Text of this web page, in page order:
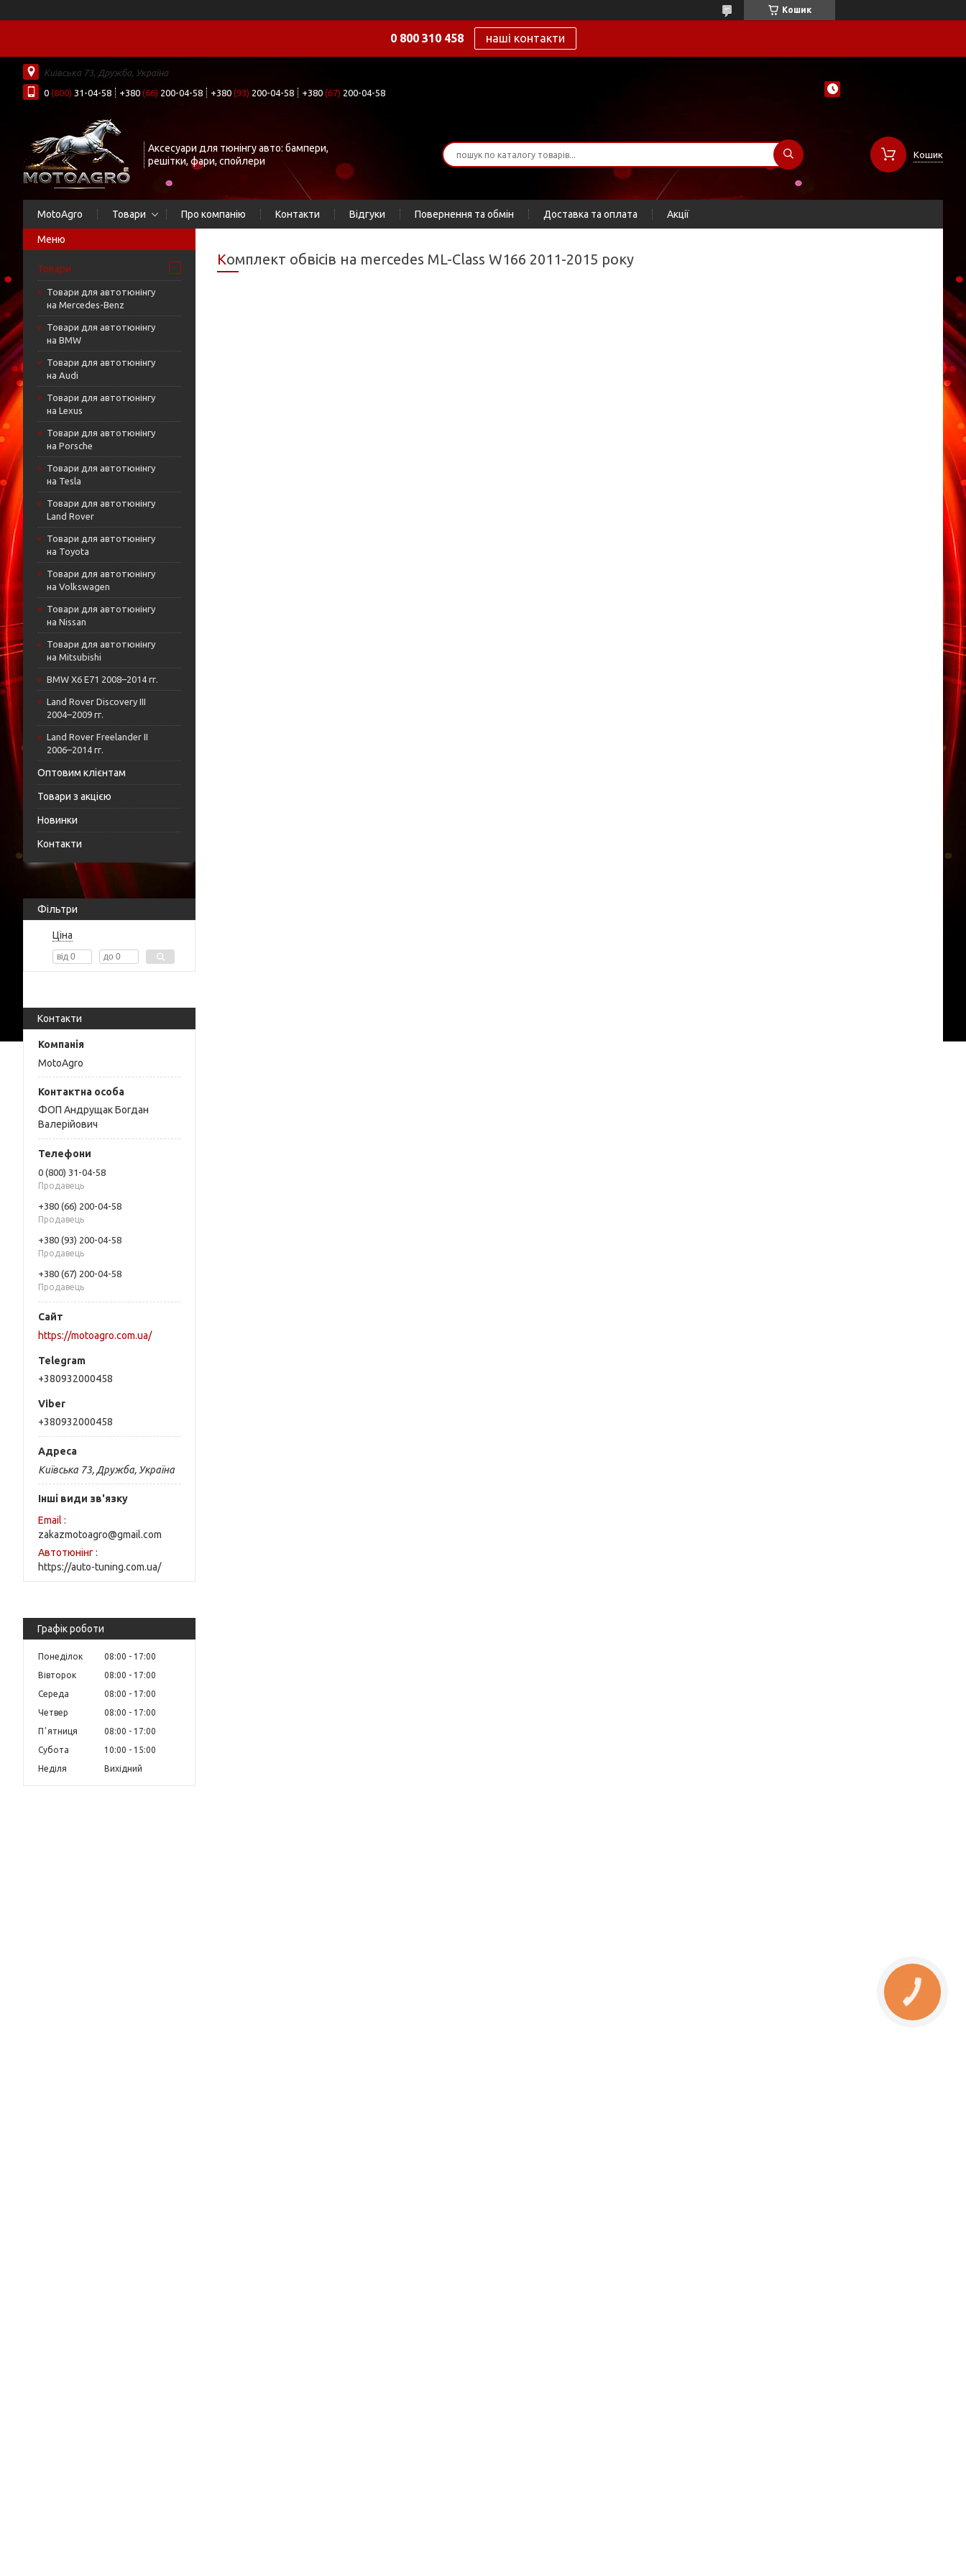
Кошик
0 800 310 458 наші контакти
Київська 73, Дружба, Україна
0 (800) 31-04-58 +380 (66) 200-04-58 +380 (93) 200-04-58 +380 (67) 200-04-58
Аксесуари для тюнінгу авто: бампери,
решітки, фари, спойлери
Кошик
MotoAgro Товари Про компанію Контакти Відгуки Повернення та обмін Доставка та оплата Акції
Товари
Товари для автотюнінгу
на Mercedes-Benz
Товари для автотюнінгу
на BMW
Товари для автотюнінгу
на Audi
Товари для автотюнінгу
на Lexus
Товари для автотюнінгу
на Porsche
Товари для автотюнінгу
на Tesla
Товари для автотюнінгу
Land Rover
Товари для автотюнінгу
на Toyota
Товари для автотюнінгу
на Volkswagen
Товари для автотюнінгу
на Nissan
Товари для автотюнінгу
на Mitsubishi
BMW X6 E71 2008–2014 гг.
Land Rover Discovery III
2004–2009 гг.
Land Rover Freelander II
2006–2014 гг.
Оптовим клієнтам
Товари з акцією
Новинки
Контакти
Фільтри
Ціна
Контакти
MotoAgro
ФОП Андрущак Богдан
Валерійович
0 (800) 31-04-58
Продавець
+380 (66) 200-04-58
Продавець
+380 (93) 200-04-58
Продавець
+380 (67) 200-04-58
Продавець
https://motoagro.com.ua/
+380932000458
+380932000458
Київська 73, Дружба, Україна
Інші види зв'язку
Email
zakazmotoagro@gmail.com
Автотюнінг
https://auto-tuning.com.ua/
Графік роботи
Понеділок 08:00
17:00
Вівторок
08:00
17:00
Середа
08:00
17:00
Четвер
08:00
17:00
Пʼятниця
08:00
17:00
Субота
10:00
15:00
Неділя
Вихідний
Комплект обвісів на mercedes ML-Class W166 2011-2015 року